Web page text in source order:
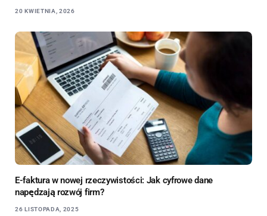
20 KWIETNIA, 2026
E-faktura w nowej rzeczywistości: Jak cyfrowe dane
napędzają rozwój firm?
26 LISTOPADA, 2025